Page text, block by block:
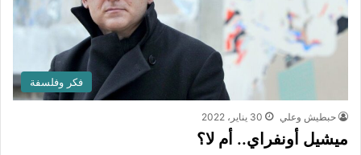
فكر وفلسفة
حبطيش وعلي 30 يناير، 2022
ميشيل أونفراي.. أم لا؟